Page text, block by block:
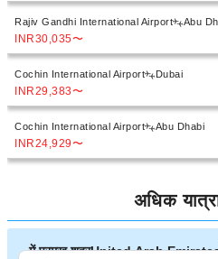
Rajiv Gandhi International Airport Abu
INR30,035〜
Cochin International Airport Dubai
INR29,383〜
Cochin International Airport Abu Dhabi
INR24,929〜
अधिक
में प्रमुख शहरUnited Arab